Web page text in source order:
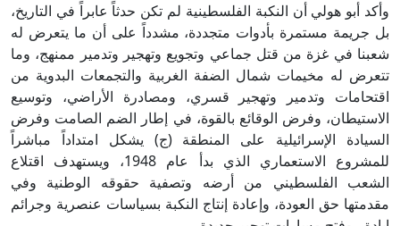
وأكد أبو هولي أن النكبة الفلسطينية لم تكن حدثاً عابراً في التاريخ،
بل جريمة مستمرة بأدوات متجددة، مشدداً على أن ما يتعرض له
شعبنا في غزة من قتل جماعي وتجويع وتهجير وتدمير ممنهج، وما
تتعرض له مخيمات شمال الضفة الغربية والتجمعات البدوية من
اقتحامات وتدمير وتهجير قسري، ومصادرة الأراضي، وتوسيع
الاستيطان، وفرض الوقائع بالقوة، في إطار الضم الصامت وفرض
السيادة الإسرائيلية على المنطقة (ج) يشكل امتداداً مباشراً
للمشروع الاستعماري الذي بدأ عام 1948، ويستهدف اقتلاع
الشعب الفلسطيني من أرضه وتصفية حقوقه الوطنية وفي
مقدمتها حق العودة، وإعادة إنتاج النكبة بسياسات عنصرية وجرائم